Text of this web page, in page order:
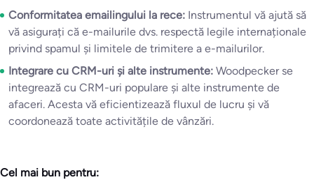
Conformitatea emailingului la rece: Instrumentul vă ajută să
vă asigurați că e-mailurile dvs. respectă legile internaționale
privind spamul și limitele de trimitere a e-mailurilor.
Integrare cu CRM-uri și alte instrumente: Woodpecker se
integrează cu CRM-uri populare și alte instrumente de
afaceri. Acesta vă eficientizează fluxul de lucru și vă
coordonează toate activitățile de vânzări.
Cel mai bun pentru: